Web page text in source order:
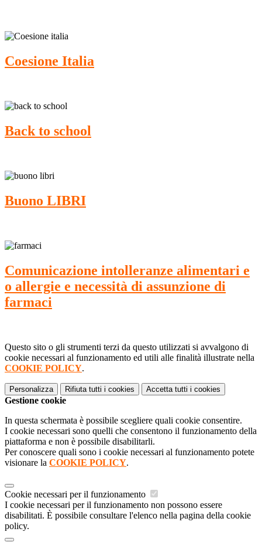
Coesione Italia
Back to school
Buono LIBRI
Comunicazione intolleranze alimentari e
o allergie e necessità di assunzione di
farmaci
Questo sito o gli strumenti terzi da questo utilizzati si avvalgono di
cookie necessari al funzionamento ed utili alle finalità illustrate nella
COOKIE POLICY.
Personalizza Rifiuta tutti i cookies Accetta tutti i cookies
Gestione cookie
In questa schermata è possibile scegliere quali cookie consentire.
I cookie necessari sono quelli che consentono il funzionamento della
piattaforma e non è possibile disabilitarli.
Per conoscere quali sono i cookie necessari al funzionamento potete
visionare la COOKIE POLICY.
Cookie necessari per il funzionamento
I cookie necessari per il funzionamento non possono essere
disabilitati. È possibile consultare l'elenco nella pagina della cookie
policy.